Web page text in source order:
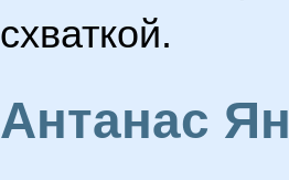
схваткой.
Антанас